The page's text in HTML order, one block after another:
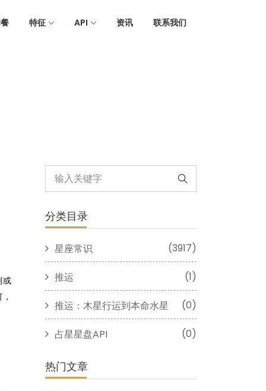
特征 API 资讯 联系我们
或
分类目录
星座常识 (3917)
推运 (1)
推运：木星行运到本命水星 (0)
占星星盘API (0)
热门文章